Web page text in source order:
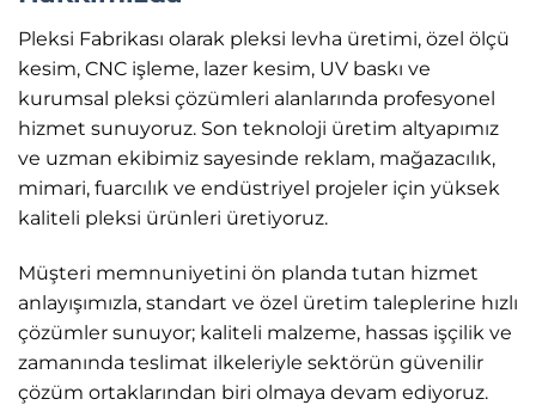
Pleksi Fabrikası olarak pleksi levha üretimi, özel ölçü
kesim, CNC işleme, lazer kesim, UV baskı ve
kurumsal pleksi çözümleri alanlarında profesyonel
hizmet sunuyoruz. Son teknoloji üretim altyapımız
ve uzman ekibimiz sayesinde reklam, mağazacılık,
mimari, fuarcılık ve endüstriyel projeler için yüksek
kaliteli pleksi ürünleri üretiyoruz.
Müşteri memnuniyetini ön planda tutan hizmet
anlayışımızla, standart ve özel üretim taleplerine hızlı
çözümler sunuyor; kaliteli malzeme, hassas işçilik ve
zamanında teslimat ilkeleriyle sektörün güvenilir
çözüm ortaklarından biri olmaya devam ediyoruz.